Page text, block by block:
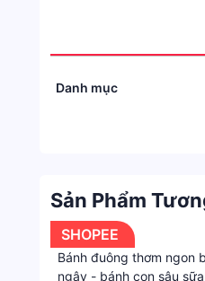
Danh mục
Sản Phẩm
SHOPEE
Bánh đuông thơm ngon
ngậy - bánh con sâu